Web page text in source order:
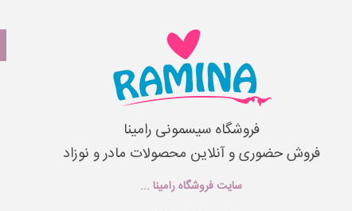
فروشگاه سیسمونی رامینا
فروش حضوری و آنلاین محصولات مادر و نوزاد
سایت فروشگاه رامینا ...